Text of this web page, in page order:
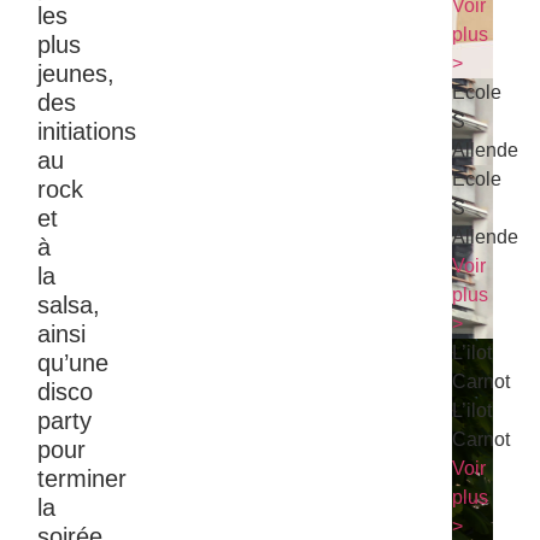
Voir
plus
>
Ecole
S
Allende
Ecole
S
Allende
Voir
plus
>
L’ilot
Carnot
L’ilot
Carnot
Voir
plus
>
les
plus
jeunes,
des
initiations
au
rock
et
à
la
salsa,
ainsi
qu’une
disco
party
pour
terminer
la